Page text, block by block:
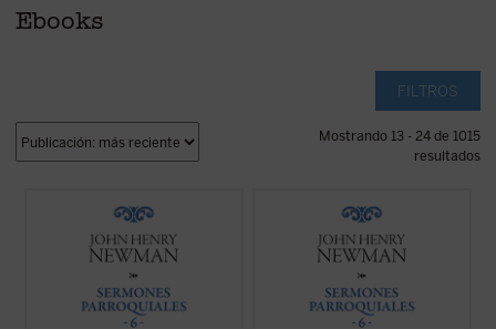
Ebooks
FILTROS
Mostrando 13 - 24 de 1015
resultados
Los sermones de esta sexta entrega de los
Sermones Parroquialesfueron predicados
a lo largo de seis años, entre 1836 y el
decisivo 1841. La impresión es que
Newman seleccionó con mucho equilibrio
los veinticinco sermones de este volumen.
Los sermones de esta sexta entrega de los
Sermones Parroquialesfueron predicados
a lo largo de seis años, entre 1836 y el
decisivo 1841. La impresión es que
Newman seleccionó con mucho equilibrio
los veinticinco sermones de este volumen.